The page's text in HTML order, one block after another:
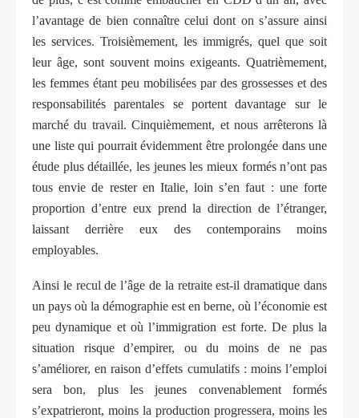
l’avantage de bien connaître celui dont on s’assure ainsi
les services. Troisièmement, les immigrés, quel que soit
leur âge, sont souvent moins exigeants. Quatrièmement,
les femmes étant peu mobilisées par des grossesses et des
responsabilités parentales se portent davantage sur le
marché du travail. Cinquièmement, et nous arrêterons là
une liste qui pourrait évidemment être prolongée dans une
étude plus détaillée, les jeunes les mieux formés n’ont pas
tous envie de rester en Italie, loin s’en faut : une forte
proportion d’entre eux prend la direction de l’étranger,
laissant derrière eux des contemporains moins
employables.
Ainsi le recul de l’âge de la retraite est-il dramatique dans
un pays où la démographie est en berne, où l’économie est
peu dynamique et où l’immigration est forte. De plus la
situation risque d’empirer, ou du moins de ne pas
s’améliorer, en raison d’effets cumulatifs : moins l’emploi
sera bon, plus les jeunes convenablement formés
s’expatrieront, moins la production progressera, moins les